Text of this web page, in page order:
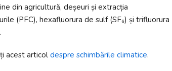
din agricultură, deșeuri și extracția
(PFC), hexafluorura de sulf (SF₆) și trifluorura
acest articol despre schimbările climatice.